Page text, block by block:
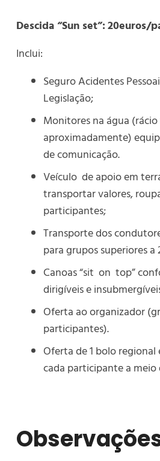
Descida “Sun set”:20euros/
Inclui:
Seguro Acidentes
Legislação;
Monitores na água (rácio
aproximadamente)
de comunicação.
Veículo de apoio em
transportar valores,
participantes;
Transporte dos
para grupos superiores a
Canoas “sit on top”
dirigíveis e
Oferta ao organizador
participantes).
Oferta de 1 bolo regional
cada participante a meio